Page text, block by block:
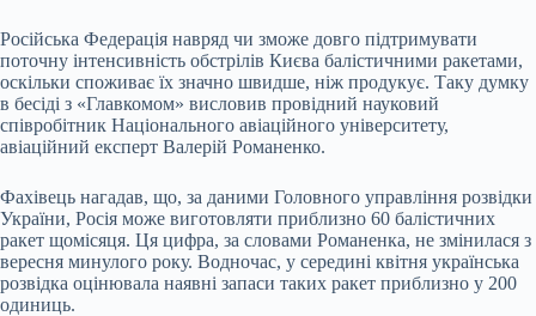
Російська Федерація навряд чи зможе довго підтримувати
поточну інтенсивність обстрілів Києва балістичними ракетами,
оскільки споживає їх значно швидше, ніж продукує. Таку думку
в бесіді з «Главкомом» висловив провідний науковий
співробітник Національного авіаційного університету,
авіаційний експерт Валерій Романенко.
Фахівець нагадав, що, за даними Головного управління розвідки
України, Росія може виготовляти приблизно 60 балістичних
ракет щомісяця. Ця цифра, за словами Романенка, не змінилася з
вересня минулого року. Водночас, у середині квітня українська
розвідка оцінювала наявні запаси таких ракет приблизно у 200
одиниць.